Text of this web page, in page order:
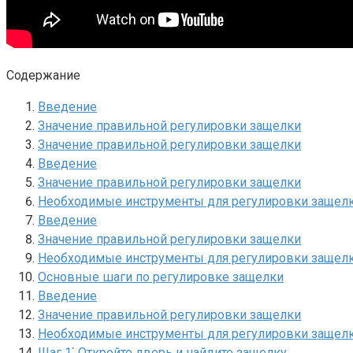
Содержание
Введение
Значение правильной регулировки защелки
Значение правильной регулировки защелки
Введение
Значение правильной регулировки защелки
Необходимые инструменты для регулировки
Введение
Значение правильной регулировки защелки
Необходимые инструменты для регулировки
Основные шаги по регулировке защелки
Введение
Значение правильной регулировки защелки
Необходимые инструменты для регулировки